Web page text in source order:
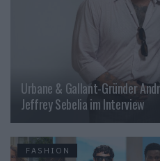
Urbane & Gallant-Gründer
Jeffrey Sebelia im Interview
FASHION